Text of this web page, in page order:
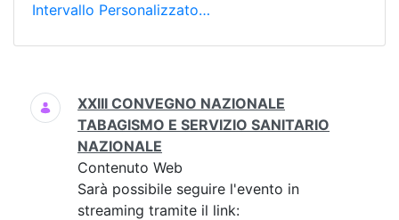
Intervallo Personalizzato…
Ricerca
XXIII CONVEGNO NAZIONALE
TABAGISMO E SERVIZIO SANITARIO
NAZIONALE
Contenuto Web
Sarà possibile seguire l'evento in
streaming tramite il link: